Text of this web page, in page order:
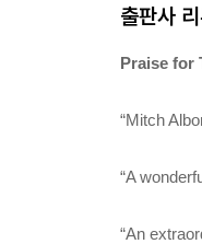
출판사
Praise for
“Mitch
“A
“An